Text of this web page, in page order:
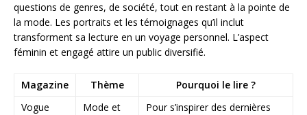
questions de genres, de société, tout en restant à la pointe de
la mode. Les portraits et les témoignages qu’il inclut
transforment sa lecture en un voyage personnel. L’aspect
féminin et engagé attire un public diversifié.
Magazine Thème
Pourquoi le lire ?
Vogue
Mode et
Pour s’inspirer des dernières